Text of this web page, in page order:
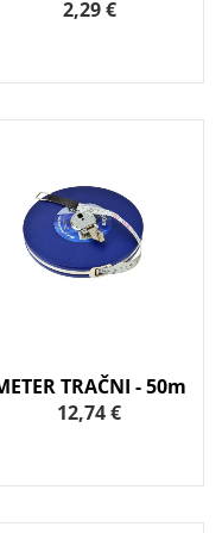
2,29 €
TRAČNI - 50m
12,74 €